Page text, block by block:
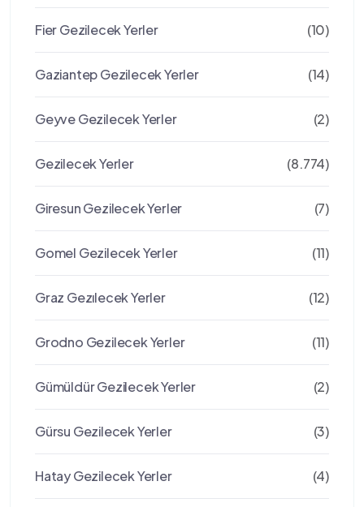
Fier Gezilecek Yerler (10)
Gaziantep Gezilecek Yerler (14)
Geyve Gezilecek Yerler (2)
Gezilecek Yerler (8.774)
Giresun Gezilecek Yerler (7)
Gomel Gezilecek Yerler (11)
Graz Gezılecek Yerler (12)
Grodno Gezilecek Yerler (11)
Gümüldür Gezilecek Yerler (2)
Gürsu Gezilecek Yerler (3)
Hatay Gezilecek Yerler (4)